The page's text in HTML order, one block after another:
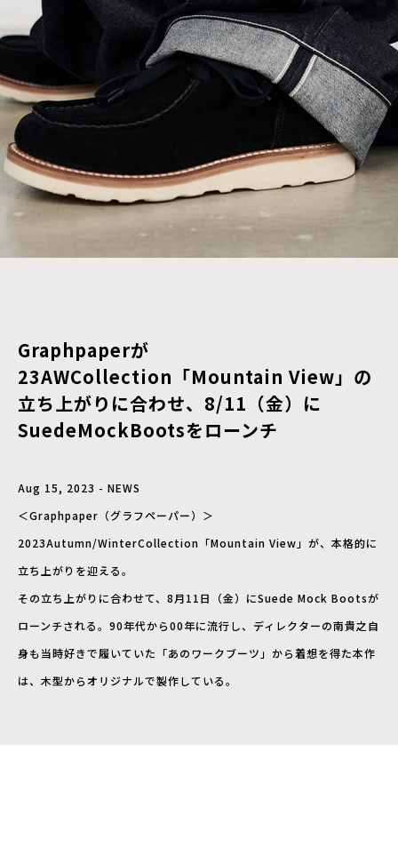
Graphpaperが
23AWCollection「Mountain View」の
立ち上がりに合わせ、8/11（金）に
SuedeMockBootsをローンチ
Aug 15, 2023 - NEWS
＜Graphpaper（グラフペーパー）＞
2023Autumn/WinterCollection「Mountain View」が、本格的に
立ち上がりを迎える。
その立ち上がりに合わせて、8月11日（金）にSuede Mock Bootsが
ローンチされる。90年代から00年に流行し、ディレクターの南貴之自
身も当時好きで履いていた「あのワークブーツ」から着想を得た本作
は、木型からオリジナルで製作している。